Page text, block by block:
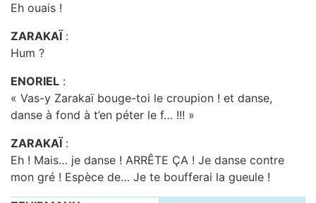
Eh ouais !
ZARAKAÏ :
Hum ?
ENORIEL :
« Vas-y Zarakaï bouge-toi le croupion ! et danse,
danse à fond à t’en péter le f… !!! »
ZARAKAÏ :
Eh ! Mais… je danse ! ARRÊTE ÇA ! Je danse contre
mon gré ! Espèce de… Je te boufferai la gueule !